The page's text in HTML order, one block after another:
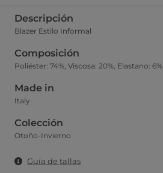
Descripción
Blazer Estilo Informal
Composición
Poliéster: 74%, Viscosa: 20%, Elastano: 6%
Made in
Italy
Colección
Otoño-Invierno
Guía de tallas